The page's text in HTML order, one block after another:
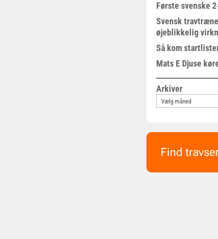
Første svenske
Svensk
øjeblikkelig
Så kom
Mats E Djuse
Arkiver
Find